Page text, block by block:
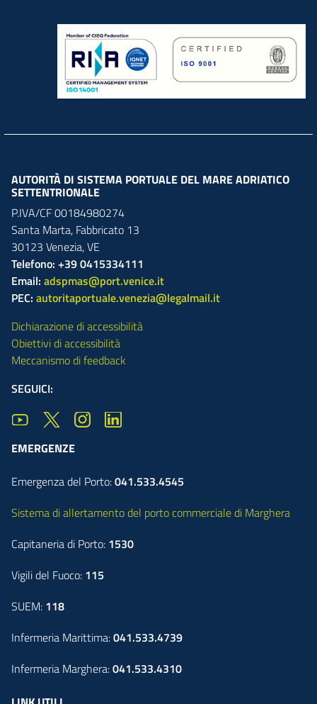
AUTORITÀ DI SISTEMA PORTUALE DEL MARE ADRIATICO
SETTENTRIONALE
P.IVA/CF 00184980274
Santa Marta, Fabbricato 13
30123 Venezia,VE
Telefono: +39 0415334111
Email: adspmas@port.venice.it
PEC: autoritaportuale.venezia@legalmail.it
Dichiarazione di accessibilità
Obiettivi di accessibilità
Meccanismo di feedback
SEGUICI:
EMERGENZE
Emergenza del Porto:041.533.4545
Sistema di allertamento del porto commerciale di Marghera
Capitaneria di Porto: 1530
Vigili del Fuoco: 115
SUEM: 118
Infermeria Marittima:041.533.4739
Infermeria Marghera:041.533.4310